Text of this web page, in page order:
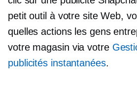
petit outil à votre site Web,
quelles actions les gens
votre magasin via votre
publicités instantanées.